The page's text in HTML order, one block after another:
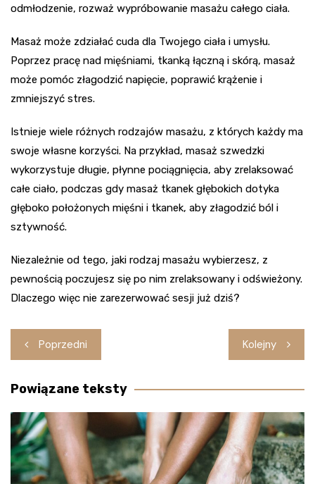
odmłodzenie, rozważ wypróbowanie masażu całego ciała.
Masaż może zdziałać cuda dla Twojego ciała i umysłu.
Poprzez pracę nad mięśniami, tkanką łączną i skórą, masaż
może pomóc złagodzić napięcie, poprawić krążenie i
zmniejszyć stres.
Istnieje wiele różnych rodzajów masażu, z których każdy ma
swoje własne korzyści. Na przykład, masaż szwedzki
wykorzystuje długie, płynne pociągnięcia, aby zrelaksować
całe ciało, podczas gdy masaż tkanek głębokich dotyka
głęboko położonych mięśni i tkanek, aby złagodzić ból i
sztywność.
Niezależnie od tego, jaki rodzaj masażu wybierzesz, z
pewnością poczujesz się po nim zrelaksowany i odświeżony.
Dlaczego więc nie zarezerwować sesji już dziś?
Nawigacja
wpisu
Poprzedni Kolejny
Powiązane teksty